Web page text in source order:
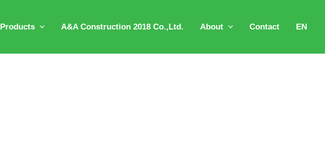
Products A&A Construction 2018 Co.,Ltd. About Contact EN